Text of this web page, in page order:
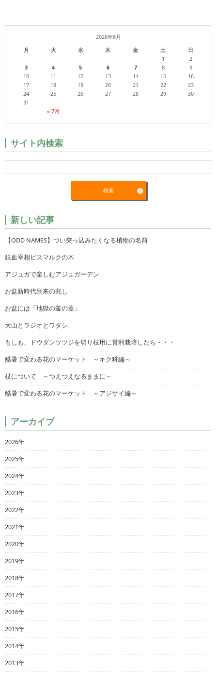
2026年8月
月
火 水 木 金 土 日
« 7月
1
2
3
4 5 6 7 8
9
10
11 12 13 14 15
16
17
18 19 20 21 22
23
24
25 26 27 28 29
30
31
サイト内検索
新しい記事
【ODD NAMES】つい突っ込みたくなる植物の名前
鉄血宰相ビスマルクの木
アジュガで楽しむアジュガーデン
お盆新時代到来の兆し
お盆には「地獄の釜の蓋」
大山とラジオとワタシ
もしも、ドウダンツツジを切り枝用に営利栽培したら・・・
酷暑で変わる花のマーケット ～キク科編～
杖について ～つえつえなるままに～
酷暑で変わる花のマーケット ～アジサイ編～
アーカイブ
2026年
2025年
2024年
2023年
2022年
2021年
2020年
2019年
2018年
2017年
2016年
2015年
2014年
2013年